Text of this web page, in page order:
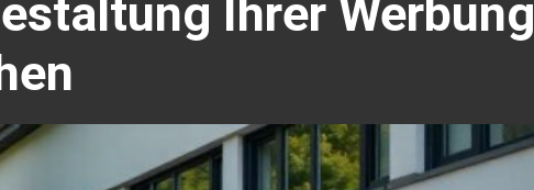
Ihrer Werbung